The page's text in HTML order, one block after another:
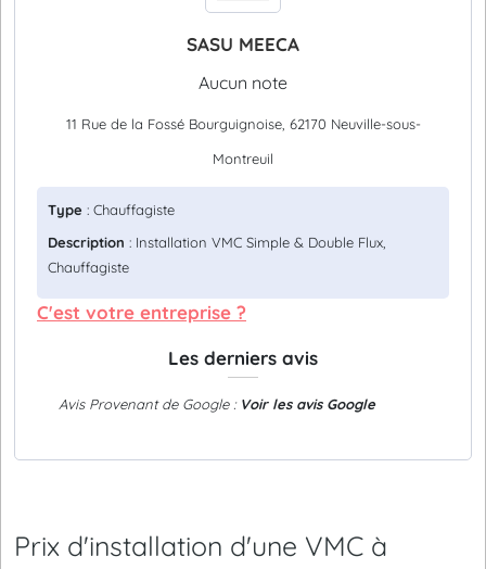
SASU MEECA
Aucun note
11 Rue de la Fossé Bourguignoise, 62170 Neuville-sous-
Montreuil
Type : Chauffagiste
Description : Installation VMC Simple & Double Flux,
Chauffagiste
C'est votre entreprise ?
Les derniers avis
Avis Provenant de Google : Voir les avis Google
Prix d'installation d'une VMC à